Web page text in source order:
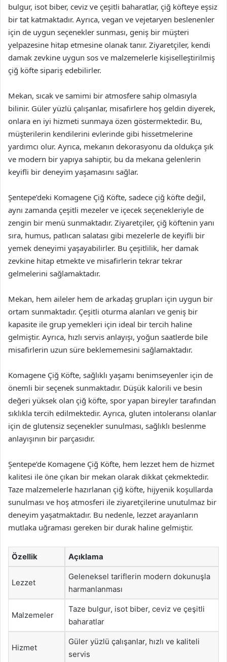
bulgur, isot biber, ceviz ve çeşitli baharatlar, çiğ köfteye eşsiz
bir tat katmaktadır. Ayrıca, vegan ve vejetaryen beslenenler
için de uygun seçenekler sunması, geniş bir müşteri
yelpazesine hitap etmesine olanak tanır. Ziyaretçiler, kendi
damak zevkine uygun sos ve malzemelerle kişiselleştirilmiş
çiğ köfte sipariş edebilirler.
Mekan, sıcak ve samimi bir atmosfere sahip olmasıyla
bilinir. Güler yüzlü çalışanlar, misafirlere hoş geldin diyerek,
onlara en iyi hizmeti sunmaya özen göstermektedir. Bu,
müşterilerin kendilerini evlerinde gibi hissetmelerine
yardımcı olur. Ayrıca, mekanın dekorasyonu da oldukça şık
ve modern bir yapıya sahiptir, bu da mekana gelenlerin
keyifli bir deneyim yaşamasını sağlar.
Şentepe’deki Komagene Çiğ Köfte, sadece çiğ köfte değil,
aynı zamanda çeşitli mezeler ve içecek seçenekleriyle de
zengin bir menü sunmaktadır. Ziyaretçiler, çiğ köftenin yanı
sıra, humus, patlıcan salatası gibi mezelerle de keyifli bir
yemek deneyimi yaşayabilirler. Bu çeşitlilik, her damak
zevkine hitap etmekte ve misafirlerin tekrar tekrar
gelmelerini sağlamaktadır.
Mekan, hem aileler hem de arkadaş grupları için uygun bir
ortam sunmaktadır. Çeşitli oturma alanları ve geniş bir
kapasite ile grup yemekleri için ideal bir tercih haline
gelmiştir. Ayrıca, hızlı servis anlayışı, yoğun saatlerde bile
misafirlerin uzun süre beklememesini sağlamaktadır.
Komagene Çiğ Köfte, sağlıklı yaşamı benimseyenler için de
önemli bir seçenek sunmaktadır. Düşük kalorili ve besin
değeri yüksek olan çiğ köfte, spor yapan bireyler tarafından
sıklıkla tercih edilmektedir. Ayrıca, gluten intoleransı olanlar
için de glutensiz seçenekler sunulması, sağlıklı beslenme
anlayışının bir parçasıdır.
Şentepe’de Komagene Çiğ Köfte, hem lezzet hem de hizmet
kalitesi ile öne çıkan bir mekan olarak dikkat çekmektedir.
Taze malzemelerle hazırlanan çiğ köfte, hijyenik koşullarda
sunulması ve hoş atmosferi ile ziyaretçilerine unutulmaz bir
deneyim yaşatmaktadır. Bu nedenle, lezzet arayanların
mutlaka uğraması gereken bir durak haline gelmiştir.
Özellik Açıklama
Lezzet
Geleneksel tariflerin modern dokunuşla
harmanlanması
Malzemeler
Taze bulgur, isot biber, ceviz ve çeşitli
baharatlar
Hizmet
Güler yüzlü çalışanlar, hızlı ve kaliteli
servis